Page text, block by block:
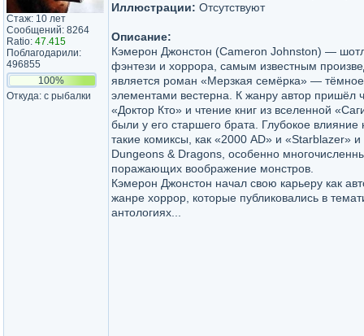
Стаж: 10 лет
Сообщений: 8264
Ratio: 47.415
Поблагодарили:
496855
100%
Откуда: с рыбалки
Иллюстрации: Отсутствуют
Описание:
Кэмерон Джонстон (Cameron Johnston) —
фэнтези и хоррора, самым известным
является роман «Мерзкая семёрка» —
элементами вестерна. К жанру автор пришёл
«Доктор Кто» и чтение книг из вселенной
были у его старшего брата. Глубокое влияние
такие комиксы, как «2000 AD» и «Starblazer» и
Dungeons & Dragons, особенно
поражающих воображение монстров.
Кэмерон Джонстон начал свою карьеру как
жанре хоррор, которые публиковались в
антологиях...